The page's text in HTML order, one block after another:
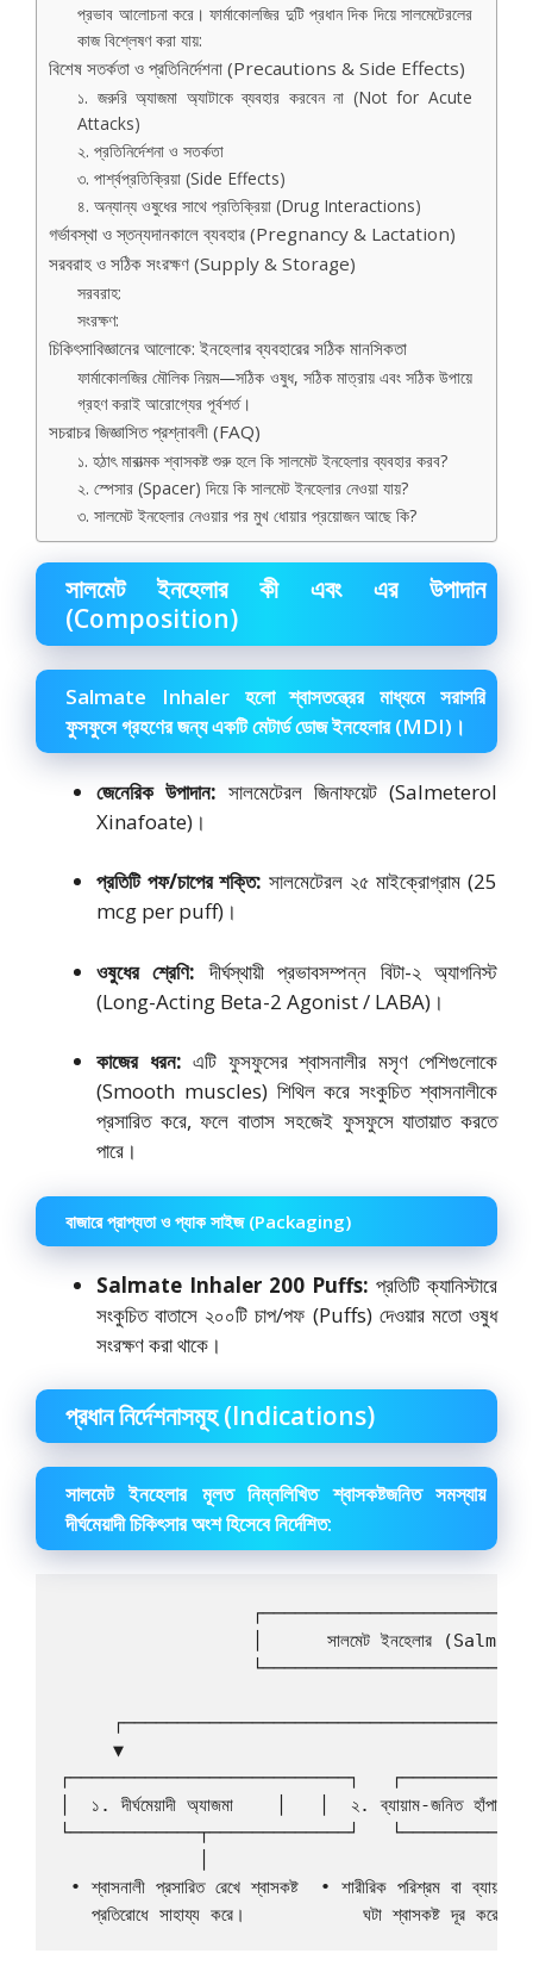
প্রভাব আলোচনা করে। ফার্মাকোলজির দুটি প্রধান দিক দিয়ে সালমেটেরলের
কাজ বিশ্লেষণ করা যায়:
বিশেষ সতর্কতা ও প্রতিনির্দেশনা (Precautions & Side Effects)
১. জরুরি অ্যাজমা অ্যাটাকে ব্যবহার করবেন না (Not for Acute
Attacks)
২. প্রতিনির্দেশনা ও সতর্কতা
৩. পার্শ্বপ্রতিক্রিয়া (Side Effects)
৪. অন্যান্য ওষুধের সাথে প্রতিক্রিয়া (Drug Interactions)
গর্ভাবস্থা ও স্তন্যদানকালে ব্যবহার (Pregnancy & Lactation)
সরবরাহ ও সঠিক সংরক্ষণ (Supply & Storage)
সরবরাহ:
সংরক্ষণ:
চিকিৎসাবিজ্ঞানের আলোকে: ইনহেলার ব্যবহারের সঠিক মানসিকতা
ফার্মাকোলজির মৌলিক নিয়ম—সঠিক ওষুধ, সঠিক মাত্রায় এবং সঠিক উপায়ে
গ্রহণ করাই আরোগ্যের পূর্বশর্ত।
সচরাচর জিজ্ঞাসিত প্রশ্নাবলী (FAQ)
১. হঠাৎ মারাত্মক শ্বাসকষ্ট শুরু হলে কি সালমেট ইনহেলার ব্যবহার করব?
২. স্পেসার (Spacer) দিয়ে কি সালমেট ইনহেলার নেওয়া যায়?
৩. সালমেট ইনহেলার নেওয়ার পর মুখ ধোয়ার প্রয়োজন আছে কি?
সালমেট ইনহেলার কী এবং এর উপাদান
(Composition)
Salmate Inhaler হলো শ্বাসতন্ত্রের মাধ্যমে সরাসরি
ফুসফুসে গ্রহণের জন্য একটি মেটার্ড ডোজ ইনহেলার (MDI)।
জেনেরিক উপাদান: সালমেটেরল জিনাফয়েট (Salmeterol
Xinafoate)।
প্রতিটি পফ/চাপের শক্তি: সালমেটেরল ২৫ মাইক্রোগ্রাম (25
mcg per puff)।
ওষুধের শ্রেণি: দীর্ঘস্থায়ী প্রভাবসম্পন্ন বিটা-২ অ্যাগনিস্ট
(Long-Acting Beta-2 Agonist / LABA)।
কাজের ধরন: এটি ফুসফুসের শ্বাসনালীর মসৃণ পেশিগুলোকে
(Smooth muscles) শিথিল করে সংকুচিত শ্বাসনালীকে
প্রসারিত করে, ফলে বাতাস সহজেই ফুসফুসে যাতায়াত করতে
পারে।
বাজারে প্রাপ্যতা ও প্যাক সাইজ (Packaging)
Salmate Inhaler 200 Puffs: প্রতিটি ক্যানিস্টারে
সংকুচিত বাতাসে ২০০টি চাপ/পফ (Puffs) দেওয়ার মতো ওষুধ
সংরক্ষণ করা থাকে।
প্রধান নির্দেশনাসমূহ (Indications)
সালমেট ইনহেলার মূলত নিম্নলিখিত শ্বাসকষ্টজনিত সমস্যায়
দীর্ঘমেয়াদী চিকিৎসার অংশ হিসেবে নির্দেশিত:
│      সালমেট ইনহেলার
▼                                   ▼
┌──────────────────────────┐
│  ১. দীর্ঘমেয়াদী অ্যাজমা    │   │  ২. ব্যায়াম-জনিত
└────────────┬─────────────┘
• শ্বাসনালী প্রসারিত রেখে শ্বাসকষ্ট  • শারীরিক পরিশ্রম বা